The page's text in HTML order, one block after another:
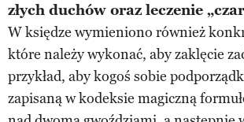
złych duchów oraz leczenie
W księdze wymieniono również
które należy wykonać, aby zaklęcie
przykład, aby kogoś sobie
zapisaną w kodeksie magiczną